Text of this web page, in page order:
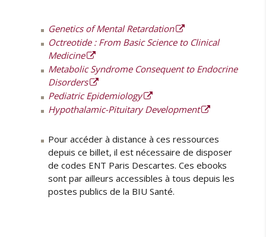
Genetics of Mental Retardation
Octreotide : From Basic Science to Clinical
Medicine
Metabolic Syndrome Consequent to Endocrine
Disorders
Pediatric Epidemiology
Hypothalamic-Pituitary Development
Pour accéder à distance à ces ressources
depuis ce billet, il est nécessaire de disposer
de codes ENT Paris Descartes. Ces ebooks
sont par ailleurs accessibles à tous depuis les
postes publics de la BIU Santé.